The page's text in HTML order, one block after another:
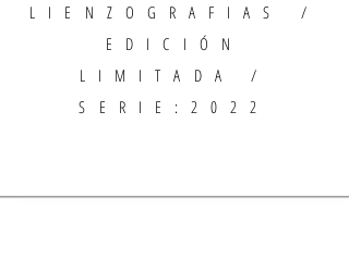
LIENZOGRAFIAS
/
EDICIÓN
LIMITADA /
SERIE:2022